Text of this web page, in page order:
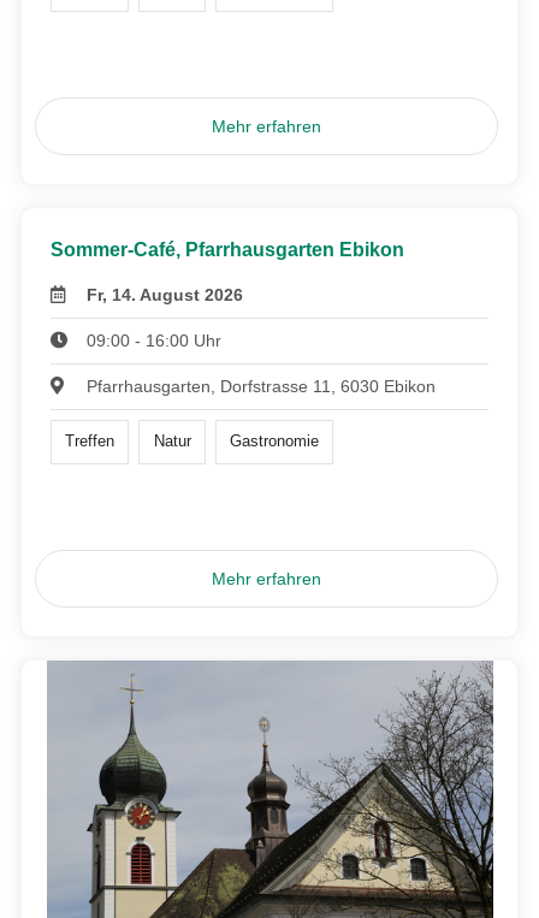
Mehr erfahren
Sommer-Café, Pfarrhausgarten Ebikon
Fr, 14. August 2026
09:00 - 16:00 Uhr
Pfarrhausgarten, Dorfstrasse 11, 6030 Ebikon
Treffen Natur Gastronomie
Mehr erfahren